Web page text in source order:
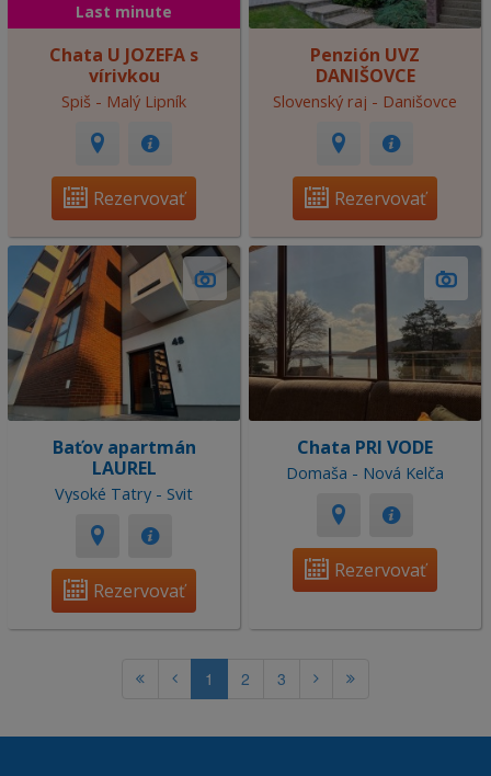
Last minute
Chata U JOZEFA s
vírivkou
Spiš - Malý Lipník
Rezervovať
Penzión UVZ
DANIŠOVCE
Slovenský raj - Danišovce
Rezervovať
Baťov apartmán
LAUREL
Vysoké Tatry - Svit
Rezervovať
Chata PRI VODE
Domaša - Nová Kelča
Rezervovať
1 2 3